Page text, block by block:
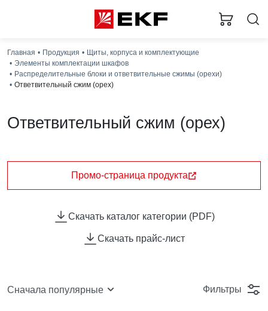
Главная Продукция
Щиты, корпуса и комплектующие
Элементы комплектации шкафов
Распределительные блоки и ответвительные сжимы (орехи)
Ответвительный сжим (орех)
Ответвительный сжим (орех)
предназначен для ответвлений от магистральных линий
медных и алюминиевых проводов напряжением до 660
В, с предварительным снятием изоляции на месте
Промо-страница продукта
Скачать каталог категории (PDF)
Скачать прайс-лист
Сначала популярные Фильтры